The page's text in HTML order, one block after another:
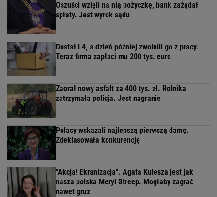
Oszuści wzięli na nią pożyczkę, bank zażądał
spłaty. Jest wyrok sądu
Dostał L4, a dzień później zwolnili go z pracy.
Teraz firma zapłaci mu 200 tys. euro
Zaorał nowy asfalt za 400 tys. zł. Rolnika
zatrzymała policja. Jest nagranie
Polacy wskazali najlepszą pierwszą damę.
Zdeklasowała konkurencję
"Akcja! Ekranizacja". Agata Kulesza jest jak
nasza polska Meryl Streep. Mogłaby zagrać
nawet gruz